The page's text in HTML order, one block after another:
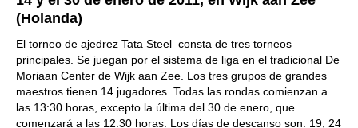
(Holanda)
El torneo de ajedrez Tata Steel consta de tres torneos
principales. Se juegan por el sistema de liga en el tradicional De
Moriaan Center de Wijk aan Zee . Los tres grupos de grandes
maestros tienen 14 jugadores. Todas las rondas comienzan a
las 13:30 horas, excepto la última del 30 de enero, que
comenzará a las 12:30 horas. Los días de descanso son: 19, 24